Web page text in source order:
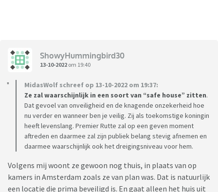
ShowyHummingbird30
13-10-2022 om 19:40
MidasWolf schreef op 13-10-2022 om 19:37:
Ze zal waarschijnlijk in een soort van “safe house” zitten.
Dat gevoel van onveiligheid en de knagende onzekerheid hoe
nu verder en wanneer ben je veilig. Zij als toekomstige koningin
heeft levenslang. Premier Rutte zal op een geven moment
aftreden en daarmee zal zijn publiek belang stevig afnemen en
daarmee waarschijnlijk ook het dreigingsniveau voor hem.
Volgens mij woont ze gewoon nog thuis, in plaats van op
kamers in Amsterdam zoals ze van plan was. Dat is natuurlijk
een locatie die prima beveiligd is. En gaat alleen het huis uit